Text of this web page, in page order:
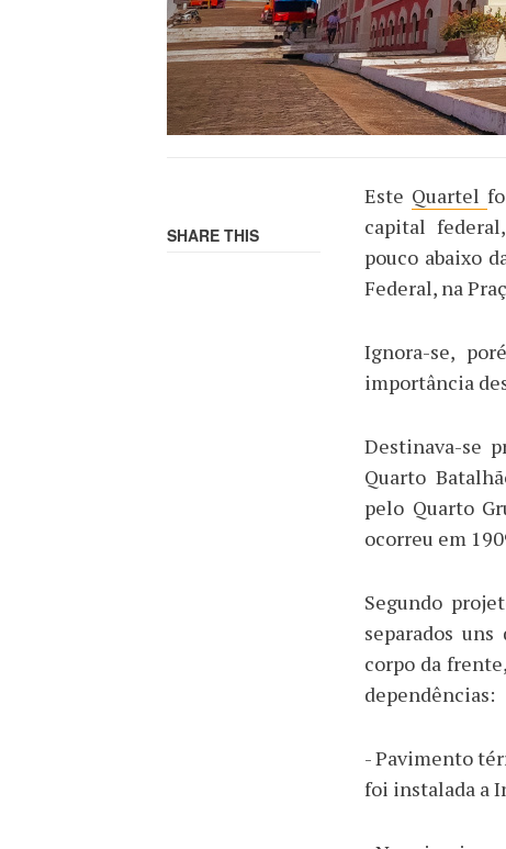
SHARE THIS
Este Quartel
capital
pouco abaixo
Federal, na
Ignora-se,
importância
Destinava-se
Quarto
pelo Quarto
ocorreu em
Segundo
separados
corpo da
dependências:
- Pavimento
foi instalada a